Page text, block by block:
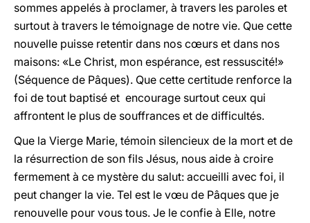
sommes appelés à proclamer, à travers les paroles et
surtout à travers le témoignage de notre vie. Que cette
nouvelle puisse retentir dans nos cœurs et dans nos
maisons: «Le Christ, mon espérance, est ressuscité!»
(Séquence de Pâques). Que cette certitude renforce la
foi de tout baptisé et encourage surtout ceux qui
affrontent le plus de souffrances et de difficultés.
Que la Vierge Marie, témoin silencieux de la mort et de
la résurrection de son fils Jésus, nous aide à croire
fermement à ce mystère du salut: accueilli avec foi, il
peut changer la vie. Tel est le vœu de Pâques que je
renouvelle pour vous tous. Je le confie à Elle, notre